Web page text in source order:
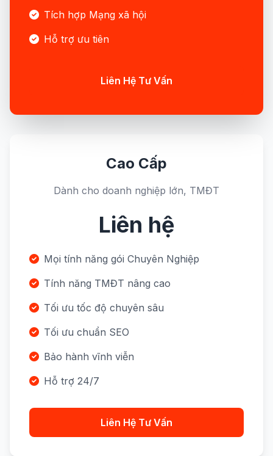
Tích hợp Mạng xã hội
Hỗ trợ ưu tiên
Liên Hệ Tư Vấn
Cao Cấp
Dành cho doanh nghiệp lớn, TMĐT
Liên hệ
Mọi tính năng gói Chuyên Nghiệp
Tính năng TMĐT nâng cao
Tối ưu tốc độ chuyên sâu
Tối ưu chuẩn SEO
Bảo hành vĩnh viễn
Hỗ trợ 24/7
Liên Hệ Tư Vấn